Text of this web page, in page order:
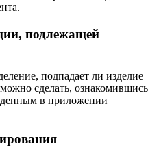
подлежащей
подпадает ли изделие
сделать, ознакомившись
в приложении